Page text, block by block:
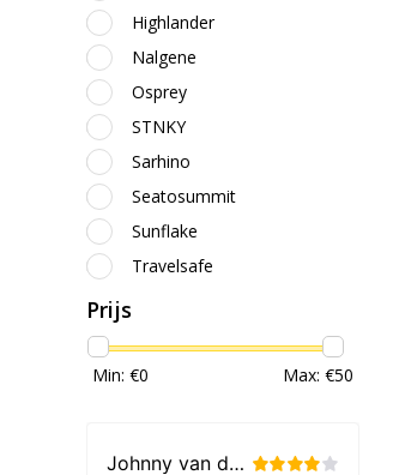
Highlander
Nalgene
Osprey
STNKY
Sarhino
Seatosummit
Sunflake
Travelsafe
Prijs
Min: €0 Max: €50